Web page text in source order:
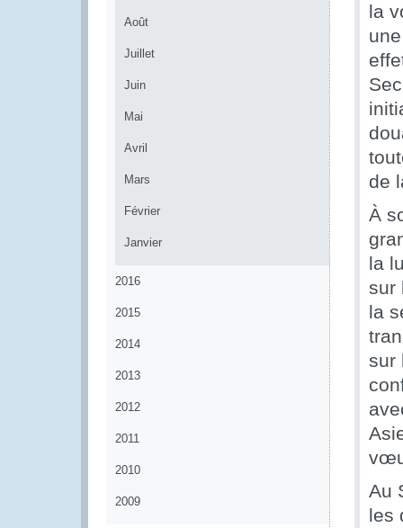
Août
Juillet
Juin
Mai
Avril
Mars
Février
Janvier
2016
2015
2014
2013
2012
2011
2010
2009
la
de
À
la
sur
la
sur
Au
les